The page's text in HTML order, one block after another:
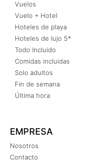
Vuelos
Vuelo + Hotel
Hoteles de playa
Hoteles de lujo 5*
Todo Incluido
Comidas incluidas
Solo adultos
Fin de semana
Última hora
EMPRESA
Nosotros
Contacto